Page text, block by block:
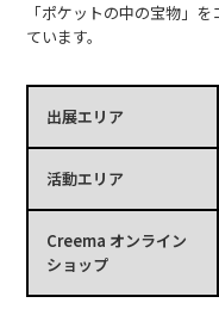
「ポケットの中の宝物」
ています。
出展エリア
活動エリア
Creema オンライン
ショップ